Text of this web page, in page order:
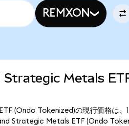
REMXON
Metals ETF
(Ondo Tokenized)の現行価格は、
Strategic Metals ETF (Ondo